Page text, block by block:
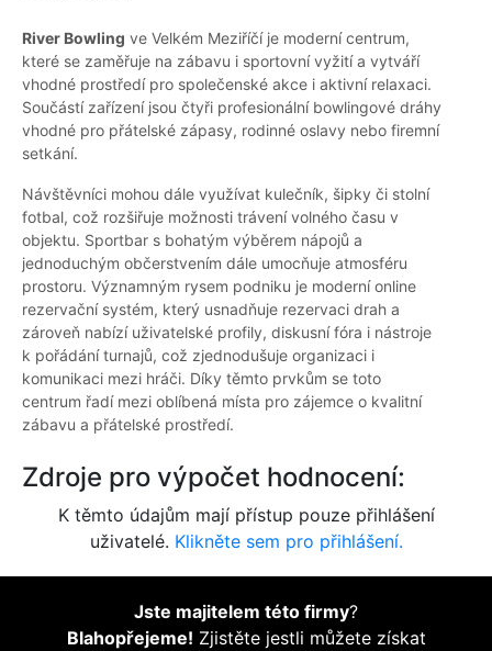
River Bowling ve Velkém Meziříčí je moderní centrum,
které se zaměřuje na zábavu i sportovní vyžití a vytváří
vhodné prostředí pro společenské akce i aktivní relaxaci.
Součástí zařízení jsou čtyři profesionální bowlingové dráhy
vhodné pro přátelské zápasy, rodinné oslavy nebo firemní
setkání.
Návštěvníci mohou dále využívat kulečník, šipky či stolní
fotbal, což rozšiřuje možnosti trávení volného času v
objektu. Sportbar s bohatým výběrem nápojů a
jednoduchým občerstvením dále umocňuje atmosféru
prostoru. Významným rysem podniku je moderní online
rezervační systém, který usnadňuje rezervaci drah a
zároveň nabízí uživatelské profily, diskusní fóra i nástroje
k pořádání turnajů, což zjednodušuje organizaci i
komunikaci mezi hráči. Díky těmto prvkům se toto
centrum řadí mezi oblíbená místa pro zájemce o kvalitní
zábavu a přátelské prostředí.
Zdroje pro výpočet hodnocení:
K těmto údajům mají přístup pouze přihlášení
uživatelé. Klikněte sem pro přihlášení.
Jste majitelem této firmy?
Blahopřejeme! Zjistěte jestli můžete získat